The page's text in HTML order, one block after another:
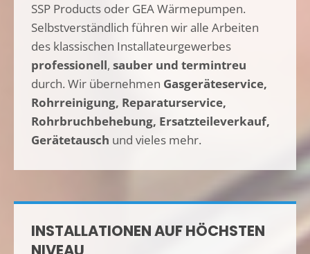
SSP Products oder GEA Wärmepumpen.
Selbstverständlich führen wir alle Arbeiten
des klassischen Installateurgewerbes
professionell, sauber und termintreu
durch. Wir übernehmen Gasgeräteservice,
Rohrreinigung, Reparaturservice,
Rohrbruchbehebung, Ersatzteileverkauf,
Gerätetausch und vieles mehr.
INSTALLATIONEN AUF HÖCHSTEN